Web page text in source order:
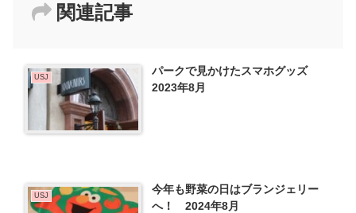
関連記事
USJ
パークで見かけたスマホグッズ
2023年8月
USJ
今年も野菜の日はブランジェリー
へ！ 2024年8月